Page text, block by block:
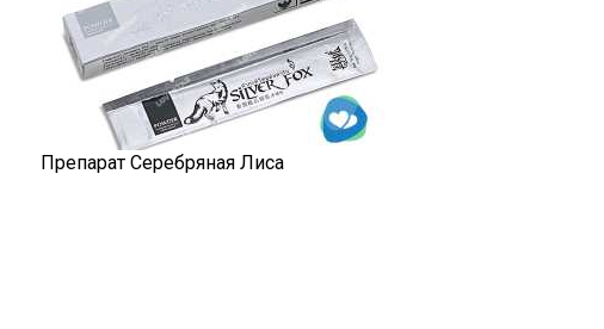
Препарат Серебряная Лиса